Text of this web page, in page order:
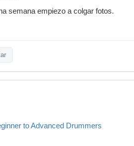
semana empiezo a colgar fotos.
to Advanced Drummers